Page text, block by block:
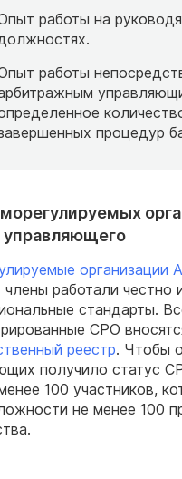
работы на
работы
процедур
управляющего
организации
члены работали честно
стандарты.
СРО
реестр. Чтобы
получило статус
100 участников,
не менее 100